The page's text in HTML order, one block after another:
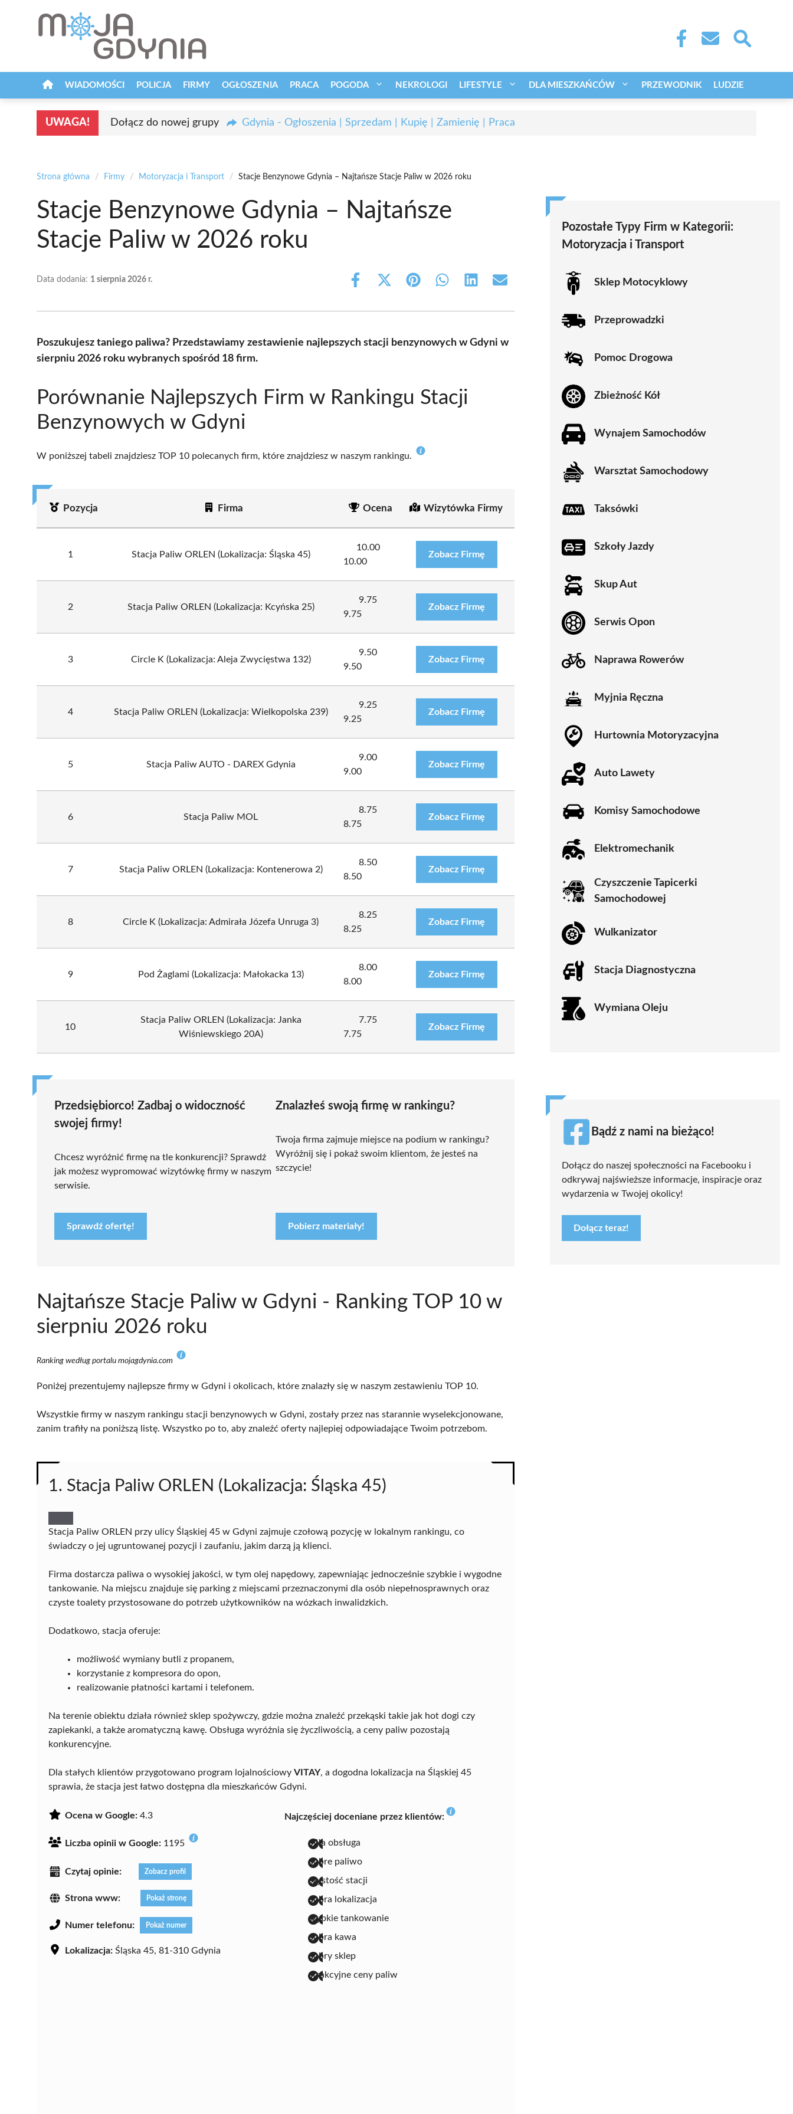
WIADOMOŚCI POLICJA FIRMY OGŁOSZENIA PRACA POGODA NEKROLOGI LIFESTYLE DLA MIESZKAŃCÓW PRZEWODNIK LUDZIE
UWAGA! Dołącz do nowej grupy Gdynia - Ogłoszenia | Sprzedam | Kupię | Zamienię | Praca
Strona główna / Firmy / Motoryzacja i Transport / Stacje Benzynowe Gdynia – Najtańsze Stacje Paliw w 2026 roku
Stacje Benzynowe Gdynia – Najtańsze
Stacje Paliw w 2026 roku
Data dodania: 1 sierpnia 2026 r.
Share
Share
(Twitter)
Share Share Share Share
Poszukujesz taniego paliwa? Przedstawiamy zestawienie najlepszych stacji benzynowych w Gdyni w
sierpniu 2026 roku wybranych spośród 18 firm.
Porównanie Najlepszych Firm w Rankingu Stacji
Benzynowych w Gdyni
W poniższej tabeli znajdziesz TOP 10 polecanych firm, które znajdziesz w naszym rankingu.
Pozycja Firma Ocena Wizytówka Firmy
1 Stacja Paliw ORLEN (Lokalizacja: Śląska 45)
10.00
10.00
Zobacz Firmę
2 Stacja Paliw ORLEN (Lokalizacja: Kcyńska 25)
9.75
9.75
Zobacz Firmę
3 Circle K (Lokalizacja: Aleja Zwycięstwa 132)
9.50
9.50
Zobacz Firmę
4 Stacja Paliw ORLEN (Lokalizacja: Wielkopolska 239)
9.25
9.25
Zobacz Firmę
5 Stacja Paliw AUTO - DAREX Gdynia
9.00
9.00
Zobacz Firmę
6 Stacja Paliw MOL
8.75
8.75
Zobacz Firmę
7 Stacja Paliw ORLEN (Lokalizacja: Kontenerowa 2)
8.50
8.50
Zobacz Firmę
8 Circle K (Lokalizacja: Admirała Józefa Unruga 3)
8.25
8.25
Zobacz Firmę
9 Pod Żaglami (Lokalizacja: Małokacka 13)
8.00
8.00
Zobacz Firmę
10
Stacja Paliw ORLEN (Lokalizacja: Janka
Wiśniewskiego 20A)
7.75
7.75
Zobacz Firmę
Przedsiębiorco! Zadbaj o widoczność
swojej firmy!
Chcesz wyróżnić firmę na tle konkurencji? Sprawdź
jak możesz wypromować wizytówkę firmy w naszym
serwisie.
Sprawdź ofertę!
Znalazłeś swoją firmę w rankingu?
Twoja firma zajmuje miejsce na podium w rankingu?
Wyróżnij się i pokaż swoim klientom, że jesteś na
szczycie!
Pobierz materiały!
Najtańsze Stacje Paliw w Gdyni - Ranking TOP 10 w
sierpniu 2026 roku
Ranking według portalu mojagdynia.com
Poniżej prezentujemy najlepsze firmy w Gdyni i okolicach, które znalazły się w naszym zestawieniu TOP 10.
Wszystkie firmy w naszym rankingu stacji benzynowych w Gdyni, zostały przez nas starannie wyselekcjonowane,
zanim trafiły na poniższą listę. Wszystko po to, aby znaleźć oferty najlepiej odpowiadające Twoim potrzebom.
1. Stacja Paliw ORLEN (Lokalizacja: Śląska 45)
Stacja Paliw ORLEN przy ulicy Śląskiej 45 w Gdyni zajmuje czołową pozycję w lokalnym rankingu, co
świadczy o jej ugruntowanej pozycji i zaufaniu, jakim darzą ją klienci.
Firma dostarcza paliwa o wysokiej jakości, w tym olej napędowy, zapewniając jednocześnie szybkie i wygodne
tankowanie. Na miejscu znajduje się parking z miejscami przeznaczonymi dla osób niepełnosprawnych oraz
czyste toalety przystosowane do potrzeb użytkowników na wózkach inwalidzkich.
Dodatkowo, stacja oferuje:
możliwość wymiany butli z propanem,
korzystanie z kompresora do opon,
realizowanie płatności kartami i telefonem.
Na terenie obiektu działa również sklep spożywczy, gdzie można znaleźć przekąski takie jak hot dogi czy
zapiekanki, a także aromatyczną kawę. Obsługa wyróżnia się życzliwością, a ceny paliw pozostają
konkurencyjne.
Dla stałych klientów przygotowano program lojalnościowy VITAY, a dogodna lokalizacja na Śląskiej 45
sprawia, że stacja jest łatwo dostępna dla mieszkańców Gdyni.
Ocena w Google: 4.3
Liczba opinii w Google: 1195
Czytaj opinie: Zobacz profil
Strona www: Pokaż stronę
Numer telefonu: Pokaż numer
Lokalizacja: Śląska 45, 81-310 Gdynia
Najczęściej doceniane przez klientów:
miła obsługa
dobre paliwo
czystość stacji
dobra lokalizacja
szybkie tankowanie
dobra kawa
dobry sklep
atrakcyjne ceny paliw
Pozostałe Typy Firm w Kategorii:
Motoryzacja i Transport
Sklep Motocyklowy
Przeprowadzki
Pomoc Drogowa
Zbieżność Kół
Wynajem Samochodów
Warsztat Samochodowy
Taksówki
Szkoły Jazdy
Skup Aut
Serwis Opon
Naprawa Rowerów
Myjnia Ręczna
Hurtownia Motoryzacyjna
Auto Lawety
Komisy Samochodowe
Elektromechanik
Czyszczenie Tapicerki
Samochodowej
Wulkanizator
Stacja Diagnostyczna
Wymiana Oleju
Bądź z nami na bieżąco!
Dołącz do naszej społeczności na Facebooku i
odkrywaj najświeższe informacje, inspiracje oraz
wydarzenia w Twojej okolicy!
Dołącz teraz!